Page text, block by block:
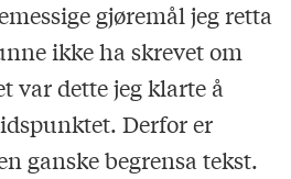
gjøremål jeg retta
ikke ha skrevet om
var dette jeg klarte å
Derfor er
ganske begrensa tekst.